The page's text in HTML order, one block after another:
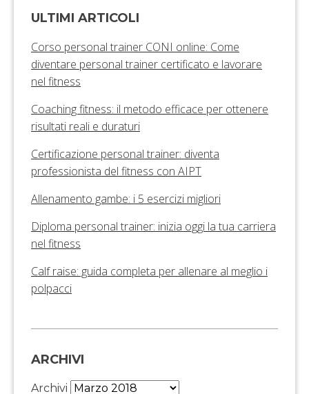
ULTIMI ARTICOLI
Corso personal trainer CONI online: Come
diventare personal trainer certificato e lavorare
nel fitness
Coaching fitness: il metodo efficace per ottenere
risultati reali e duraturi
Certificazione personal trainer: diventa
professionista del fitness con AIPT
Allenamento gambe: i 5 esercizi migliori
Diploma personal trainer: inizia oggi la tua carriera
nel fitness
Calf raise: guida completa per allenare al meglio i
polpacci
ARCHIVI
Archivi